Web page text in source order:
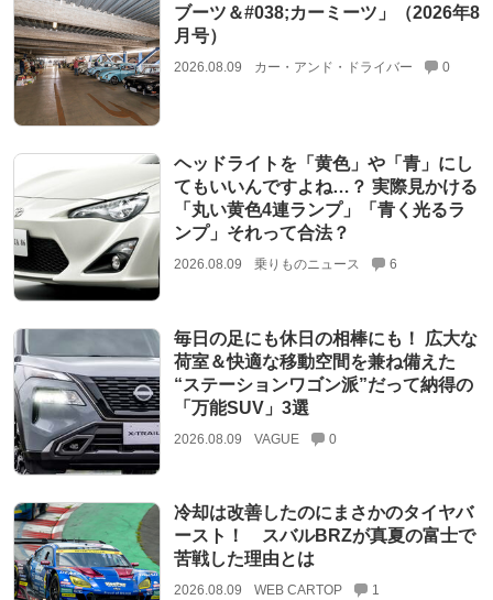
ブーツ＆#038;カーミーツ」（2026年8
月号）
2026.08.09 カー・アンド・ドライバー 0
ヘッドライトを「黄色」や「青」にし
てもいいんですよね…？ 実際見かける
「丸い黄色4連ランプ」「青く光るラ
ンプ」それって合法？
2026.08.09 乗りものニュース 6
毎日の足にも休日の相棒にも！ 広大な
荷室＆快適な移動空間を兼ね備えた
“ステーションワゴン派”だって納得の
「万能SUV」3選
2026.08.09 VAGUE 0
冷却は改善したのにまさかのタイヤバ
ースト！ スバルBRZが真夏の富士で
苦戦した理由とは
2026.08.09 WEB CARTOP 1